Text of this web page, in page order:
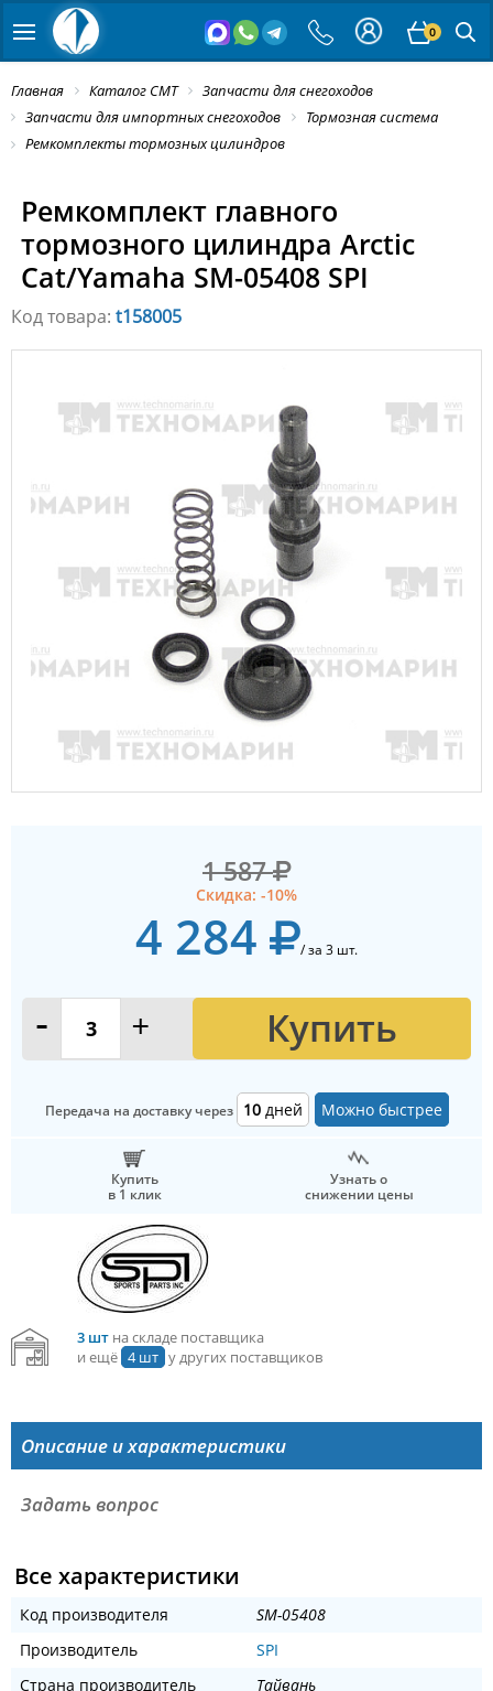
0
Главная Каталог СМТ
Запчасти для снегоходов
Запчасти для импортных снегоходов
Тормозная система
Ремкомплекты тормозных цилиндров
Ремкомплект главного
тормозного цилиндра Arctic
Cat/Yamaha SM-05408 SPI
Код товара: t158005
1 587
Скидка: -10%
4 284 / за 3 шт.
- + Купить
Передача на доставку через 10 дней Можно быстрее
Купить
в 1 клик
Узнать о
снижении цены
3 штна складе поставщика
и ещё 4 шт у других поставщиков
Описание и характеристики
Задать вопрос
Все характеристики
Код производителя
SM-05408
Производитель
SPI
Страна производитель
Тайвань